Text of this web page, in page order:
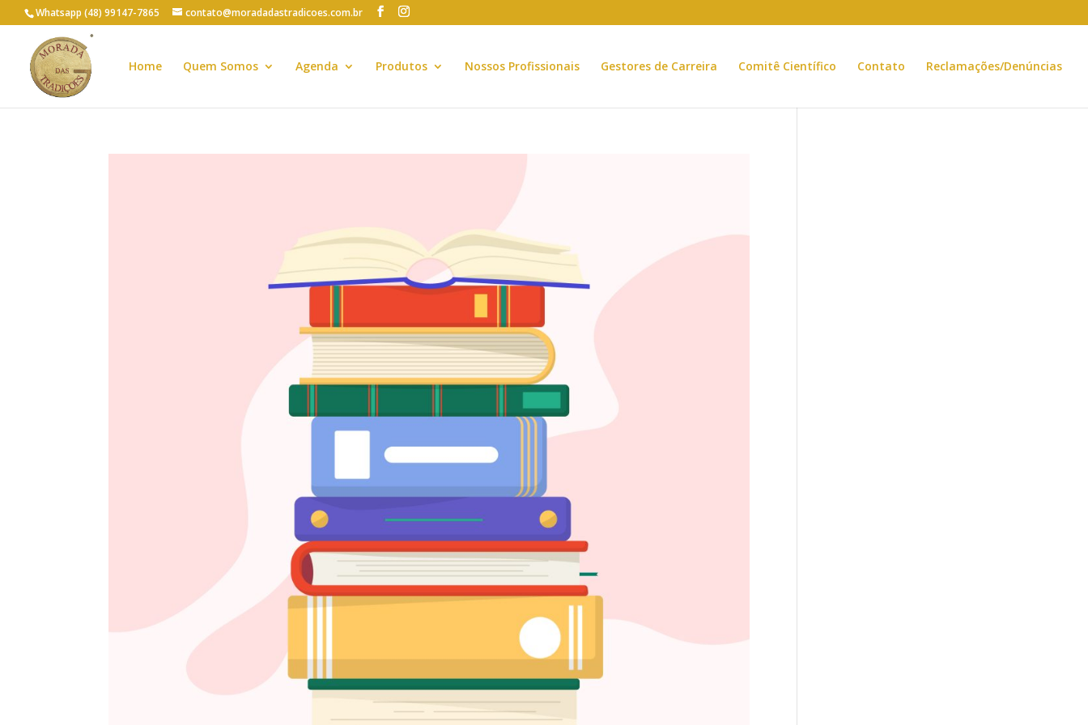
Whatsapp (48) 99147-7865 contato@moradadastradicoes.com.br
Home Quem Somos Agenda Produtos Nossos Profissionais Gestores de Carreira Comitê Científico Contato Reclamações/Denúncias